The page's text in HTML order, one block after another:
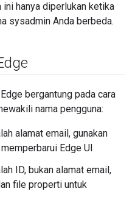
hanya diperlukan ketika
sysadmin Anda berbeda.
bergantung pada cara
nama pengguna:
alamat email, gunakan
Edge UI
ID, bukan alamat email,
file properti untuk